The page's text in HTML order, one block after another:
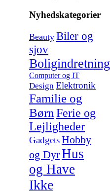
Nyhedskategorier
Beauty Biler og
sjov
Boligindretning
Computer og IT
Design Elektronik
Familie og
Børn Ferie og
Lejligheder
GadgetsHobby
og DyrHus
og Have
Ikke